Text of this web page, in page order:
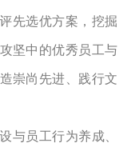
先选优方案，挖掘
坚中的优秀员工与
崇尚先进、践行文
与员工行为养成、